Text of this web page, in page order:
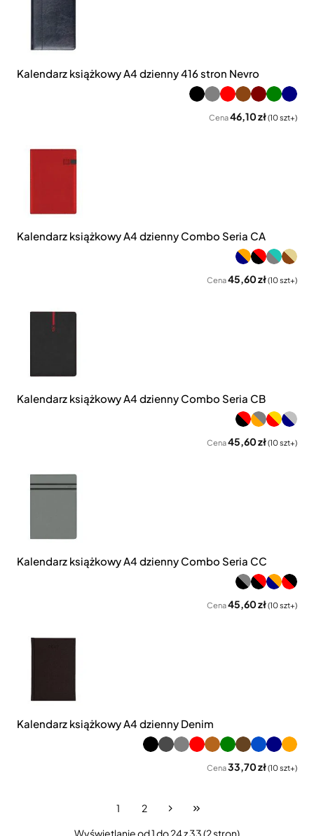
Kalendarz książkowy A4 dzienny 416 stron Nevro
Cena46,10 zł(10 szt+)
Kalendarz książkowy A4 dzienny Combo Seria CA
Cena45,60 zł(10 szt+)
Kalendarz książkowy A4 dzienny Combo Seria CB
Cena45,60 zł(10 szt+)
Kalendarz książkowy A4 dzienny Combo Seria CC
Cena45,60 zł(10 szt+)
Kalendarz książkowy A4 dzienny Denim
Cena33,70 zł(10 szt+)
1
2
Wyświetlanie od 1 do 24 z 33 (2 stron)